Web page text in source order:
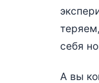
себя
А вы